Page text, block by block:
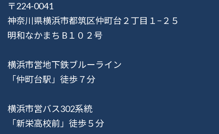
〒224-0041
神奈川県横浜市都筑区仲町台２丁目１−２５
明和なかまち B１０２号
横浜市営地下鉄ブルーライン
「仲町台駅」徒歩７分
横浜市営バス302系統
「新栄高校前」徒歩５分